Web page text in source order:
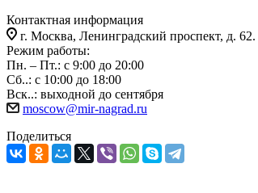
Контактная информация
г. Москва, Ленинградский проспект, д. 62.
Режим работы:
Пн. – Пт.: с 9:00 до 20:00
Сб..: с 10:00 до 18:00
Вск..: выходной до сентября
moscow@mir-nagrad.ru
Поделиться